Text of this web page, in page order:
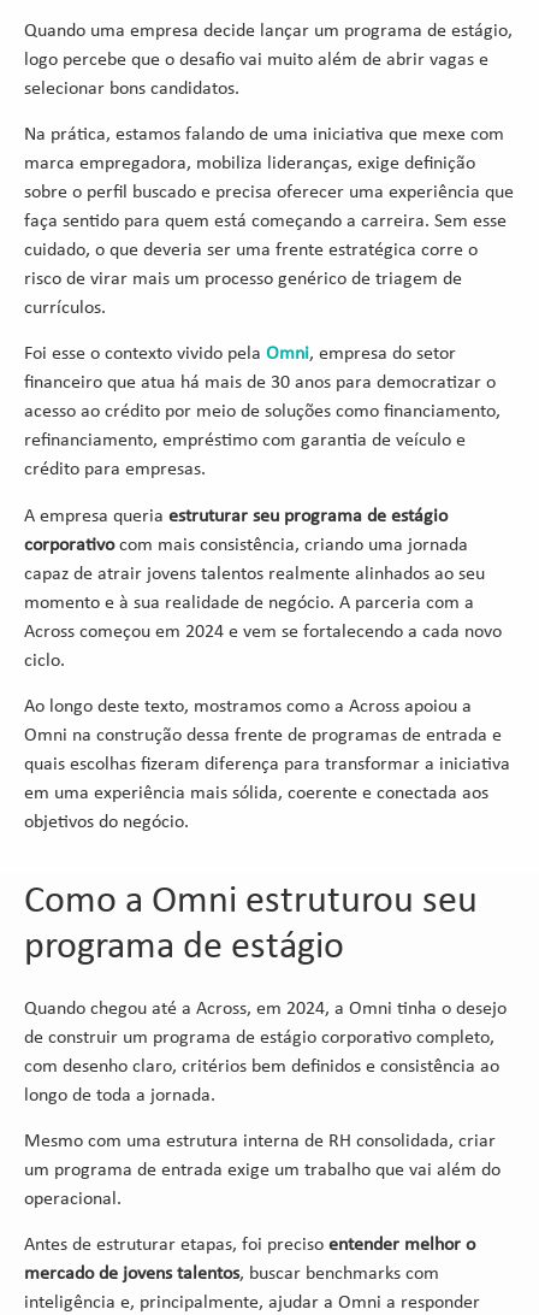
Quando uma empresa decide lançar um programa de estágio,
logo percebe que o desafio vai muito além de abrir vagas e
selecionar bons candidatos.
Na prática, estamos falando de uma iniciativa que mexe com
marca empregadora, mobiliza lideranças, exige definição
sobre o perfil buscado e precisa oferecer uma experiência que
faça sentido para quem está começando a carreira. Sem esse
cuidado, o que deveria ser uma frente estratégica corre o
risco de virar mais um processo genérico de triagem de
currículos.
Foi esse o contexto vivido pela Omni, empresa do setor
financeiro que atua há mais de 30 anos para democratizar o
acesso ao crédito por meio de soluções como financiamento,
refinanciamento, empréstimo com garantia de veículo e
crédito para empresas.
A empresa queria estruturar seu programa de estágio
corporativocom mais consistência, criando uma jornada
capaz de atrair jovens talentos realmente alinhados ao seu
momento e à sua realidade de negócio. A parceria com a
Across começou em 2024 e vem se fortalecendo a cada novo
ciclo.
Ao longo deste texto, mostramos como a Across apoiou a
Omni na construção dessa frente de programas de entrada e
quais escolhas fizeram diferença para transformar a iniciativa
em uma experiência mais sólida, coerente e conectada aos
objetivos do negócio.
Como a Omni estruturou seu
programa de estágio
Quando chegou até a Across, em 2024, a Omni tinha o desejo
de construir um programa de estágio corporativo completo,
com desenho claro, critérios bem definidos e consistência ao
longo de toda a jornada.
Mesmo com uma estrutura interna de RH consolidada, criar
um programa de entrada exige um trabalho que vai além do
operacional.
Antes de estruturar etapas, foi preciso entender melhor o
mercado de jovens talentos, buscar benchmarks com
inteligência e, principalmente, ajudar a Omni a responder